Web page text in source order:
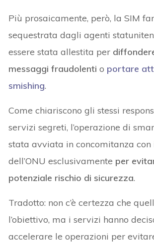
Più prosaicamente, però, la SIM
sequestrata dagli agenti
essere stata allestita per
messaggi fraudolenti o portare
smishing.
Come chiariscono gli stessi
servizi segreti, l’operazione di
stata avviata in concomitanza con
dell’ONU esclusivamente per
potenziale rischio di sicurezza.
Tradotto: non c’è certezza che
l’obiettivo, ma i servizi hanno
accelerare le operazioni per